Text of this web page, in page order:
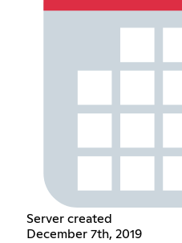
Server created
December 7th, 2019